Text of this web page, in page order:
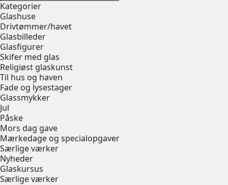
Kategorier
Glashuse
Drivtømmer/havet
Glasbilleder
Glasfigurer
Skifer med glas
Religiøst glaskunst
Til hus og haven
Fade og lysestager
Glassmykker
Jul
Påske
Mors dag gave
Mærkedage og specialopgaver
Særlige værker
Nyheder
Glaskursus
Særlige værker